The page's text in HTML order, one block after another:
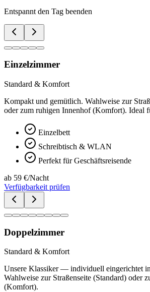
Entspannt den Tag beenden
Einzelzimmer
Standard & Komfort
Kompakt und gemütlich. Wahlweise zur
oder zum ruhigen Innenhof (Komfort). Ideal
Einzelbett
Schreibtisch & WLAN
Perfekt für Geschäftsreisende
ab 59 €/Nacht
Verfügbarkeit prüfen
Doppelzimmer
Standard & Komfort
Unsere Klassiker — individuell eingerichtet
Wahlweise zur Straßenseite (Standard) oder
(Komfort).